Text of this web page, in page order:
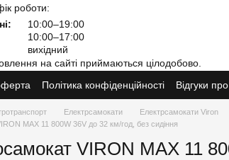
роботи:
10:00–19:00
10:00–17:00
вихідний
на сайті приймаються цілодобово.
Політика конфіденційності Відгуки
Електрсамокати
Електрсамокати Viron
MAX 11 800W 36V до 32 км/год, без сидіння
VIRON MAX 11